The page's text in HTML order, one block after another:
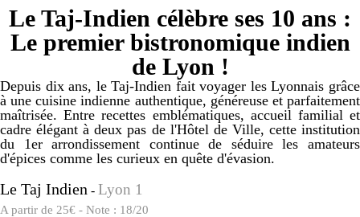
Le Taj-Indien célèbre ses 10 ans :
Le premier bistronomique indien
de Lyon !
Depuis dix ans, le Taj-Indien fait voyager les Lyonnais grâce
à une cuisine indienne authentique, généreuse et parfaitement
maîtrisée. Entre recettes emblématiques, accueil familial et
cadre élégant à deux pas de l'Hôtel de Ville, cette institution
du 1er arrondissement continue de séduire les amateurs
d'épices comme les curieux en quête d'évasion.
Le Taj Indien - Lyon 1
A partir de 25€ - Note : 18/20